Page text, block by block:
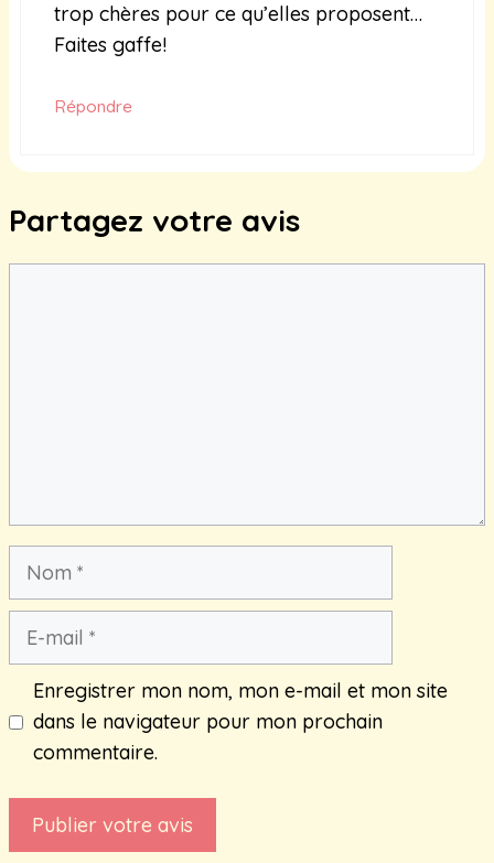
trop chères pour ce qu’elles proposent…
Faites gaffe!
Répondre
Partagez votre avis
Nom
Enregistrer mon nom, mon e-mail et mon site
dans le navigateur pour mon prochain
commentaire.